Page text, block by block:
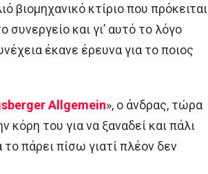
βιομηχανικό κτίριο που πρόκειται
και γι’ αυτό το λόγο
έκανε έρευνα για το ποιος
Allgemein», ο άνδρας, τώρα
κόρη του για να ξαναδεί και πάλι
πάρει πίσω γιατί πλέον δεν